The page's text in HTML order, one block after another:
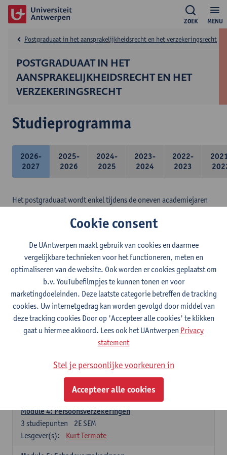
MENU
ZOEK
POSTGRADUAAT IN HET
AANSPRAKELIJKHEIDSRECHT EN HET
VERZEKERINGSRECHT
Postgraduaat in het aansprakelijkheidsrecht en het verzekeringsrecht
Studieprogramma
2026-
2027
2025-
2026
2024-
2025
2023-
2024
2022-
2023
Het postgraduaat wordt enkel tijdens de oneven academiejaren
Module1: Aansprakelijkheid
1E SEM
3
studiepunten
Lesgever(s):
Dimitri Verhoeven
Module 2: Schade en schadeloosstelling
1E SEM
3studiepunten
Victor Schollaert
Module 3: Bijzondere aspecten van verzekeringsrecht
1E/2E SEM
studiepunten
Tine Meurs
Module 4: Persoonsverzekeringen
2E SEM
3 studiepunten
Lesgever(s):
Kurt Termote
Cookie consent
De UAntwerpen maakt gebruik van cookies en daarmee
vergelijkbare technieken voor het functioneren, meten en
optimaliseren van de website. Ook worden er cookies geplaatst om
b.v. YouTubefilmpjes te kunnen tonen en voor
marketingdoeleinden. Deze laatste categorie betreffen de tracking
cookies. Uw internetgedrag kan worden gevolgd door middel van
deze tracking cookies Door op 'Accepteer alle cookies' te klikken
gaat u hiermee akkoord. Lees ook het UAntwerpen Privacy
statement
Stel je persoonlijke voorkeuren in
Accepteer alle cookies